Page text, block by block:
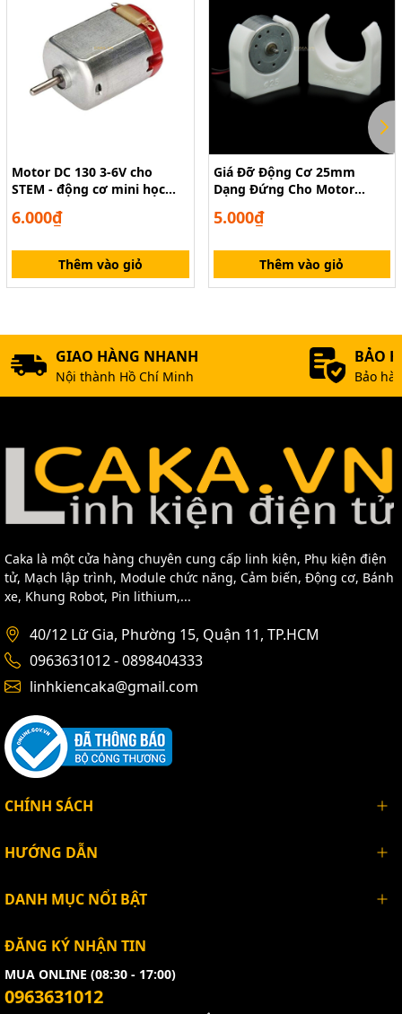
Motor DC 130 3-6V cho
STEM - động cơ mini học
6.000₫
Thêm vào giỏ
Giá Đỡ Động Cơ 25mm
Dạng Đứng Cho Motor
Mô Hình
5.000₫
Thêm vào giỏ
GIAO HÀNG NHANH
Nội thành Hồ Chí Minh
BẢO
Bảo
Caka là một cửa hàng chuyên cung cấp linh kiện, Phụ kiện điện
tử, Mạch lập trình, Module chức năng, Cảm biến, Động cơ, Bánh
xe, Khung Robot, Pin lithium,...
40/12 Lữ Gia, Phường 15, Quận 11, TP.HCM
0963631012 - 0898404333
linhkiencaka@gmail.com
CHÍNH SÁCH
HƯỚNG DẪN
DANH MỤC NỔI BẬT
ĐĂNG KÝ NHẬN TIN
MUA ONLINE (08:30 - 17:00)
0963631012